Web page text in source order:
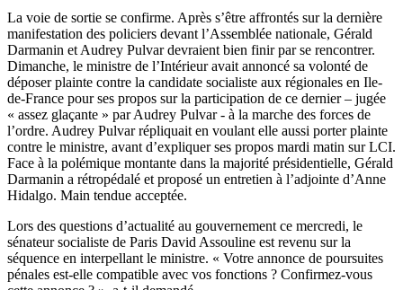
La voie de sortie se confirme. Après s’être affrontés sur la dernière
manifestation des policiers devant l’Assemblée nationale, Gérald
Darmanin et Audrey Pulvar devraient bien finir par se rencontrer.
Dimanche, le ministre de l’Intérieur avait annoncé sa volonté de
déposer plainte contre la candidate socialiste aux régionales en Ile-
de-France pour ses propos sur la participation de ce dernier – jugée
« assez glaçante » par Audrey Pulvar - à la marche des forces de
l’ordre. Audrey Pulvar répliquait en voulant elle aussi porter plainte
contre le ministre, avant d’expliquer ses propos mardi matin sur LCI.
Face à la polémique montante dans la majorité présidentielle, Gérald
Darmanin a rétropédalé et proposé un entretien à l’adjointe d’Anne
Hidalgo. Main tendue acceptée.
Lors des questions d’actualité au gouvernement ce mercredi, le
sénateur socialiste de Paris David Assouline est revenu sur la
séquence en interpellant le ministre. « Votre annonce de poursuites
pénales est-elle compatible avec vos fonctions ? Confirmez-vous